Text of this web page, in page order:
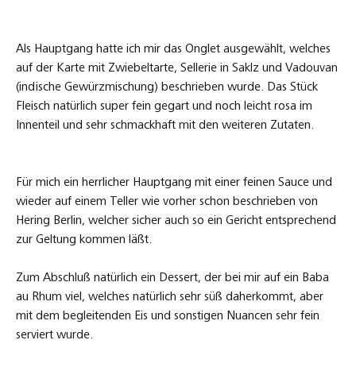
Als Hauptgang hatte ich mir das Onglet ausgewählt, welches
auf der Karte mit Zwiebeltarte, Sellerie in Saklz und Vadouvan
(indische Gewürzmischung) beschrieben wurde. Das Stück
Fleisch natürlich super fein gegart und noch leicht rosa im
Innenteil und sehr schmackhaft mit den weiteren Zutaten.
Für mich ein herrlicher Hauptgang mit einer feinen Sauce und
wieder auf einem Teller wie vorher schon beschrieben von
Hering Berlin, welcher sicher auch so ein Gericht entsprechend
zur Geltung kommen läßt.
Zum Abschluß natürlich ein Dessert, der bei mir auf ein Baba
au Rhum viel, welches natürlich sehr süß daherkommt, aber
mit dem begleitenden Eis und sonstigen Nuancen sehr fein
serviert wurde.